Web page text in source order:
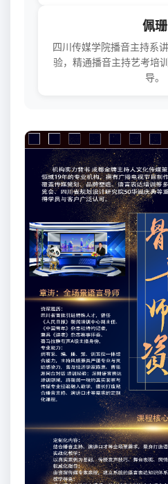
佩珊
四川传媒学院播音主持系
验，精通播音主持艺考培
导。